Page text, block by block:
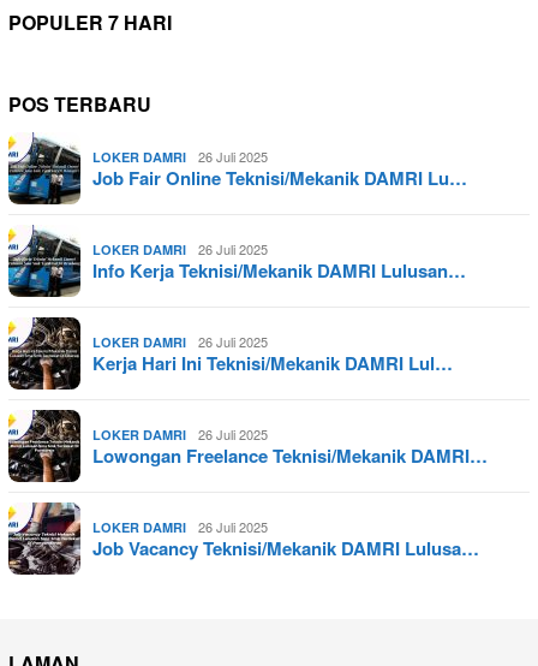
POPULER 7 HARI
POS TERBARU
LOKER DAMRI 26 Juli 2025
Job Fair Online Teknisi/Mekanik DAMRI Lu…
LOKER DAMRI 26 Juli 2025
Info Kerja Teknisi/Mekanik DAMRI Lulusan…
LOKER DAMRI 26 Juli 2025
Kerja Hari Ini Teknisi/Mekanik DAMRI Lul…
LOKER DAMRI 26 Juli 2025
Lowongan Freelance Teknisi/Mekanik DAMRI…
LOKER DAMRI 26 Juli 2025
Job Vacancy Teknisi/Mekanik DAMRI Lulusa…